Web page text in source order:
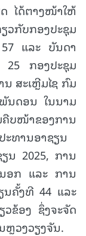
ໄດ້ຕາງໜ້າໃຫ້
ບກອງປະຊຸມ
ແລະ ບັນດາ
ກອງປະຊຸມ
ສະເຫຼີມໄຊ ກົມ
ນດອນ ໃນນາມ
ບໜ້າຂອງການ
ະທານອາຊຽນ
ນ 2025, ການ
ອກ ແລະ ການ
ນຄັ້ງທີ 44 ແລະ
ຂ້ອງ ຊຶ່ງຈະຈັດ
ຫຼວງວຽງຈັນ.